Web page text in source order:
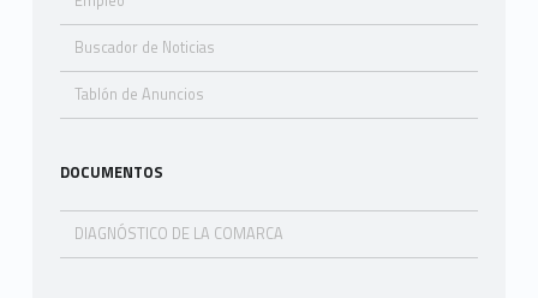
Buscador de Noticias
Tablón de Anuncios
DOCUMENTOS
DIAGNÓSTICO DE LA COMARCA